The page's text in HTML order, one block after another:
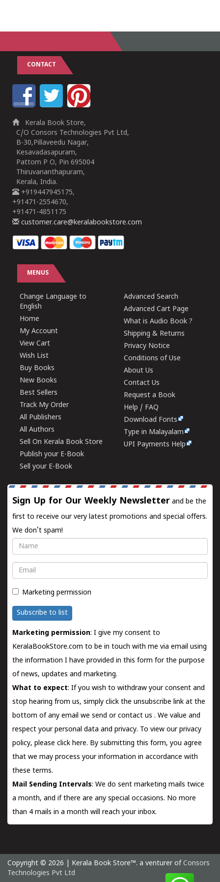
CONTACT
Kerala Book Store,
C/O Consors Technologies Pvt Ltd,
B-30,Pillaveedu Nagar,
Kesavadasapuram,
Pattom P O, Pin 695004
Thiruvananthapuram,
Kerala, India.
+919447945175,
+91471-2554670,
+91471-4851175
customer.care@keralabookstore.com
MENUS
Change Language to
English
Home
My Account
View Cart
Wish List
Buy Books
New Books
Best Sellers
Track My Order
All Publishers
All Authors
Sell On Kerala Book Store
Publish your E-Book
Sell your E-Book
Advanced Search
Advanced Cart Page
What is Audio Book ?
Shipping & Returns
Privacy Notice
Conditions of Use
About Us
Contact Us
Request a Book
Help / FAQ
Download Fonts
Type in Malayalam
UPI Payments Help
Sign Up for Our Weekly Newsletter and be the
first to receive our very latest promotions and special offers.
We don't spam!
Name
Email
Marketing permission
Subscribe to list
Marketing permission: I give my consent to
KeralaBookStore.com to be in touch with me via email using
the information I have provided in this form for the purpose
of news, updates and marketing.
What to expect: If you wish to withdraw your consent and
stop hearing from us, simply click the unsubscribe link at the
bottom of any email we send orcontact us . We value and
respect your personal data and privacy. To view our privacy
policy, please click here. By submitting this form, you agree
that we may process your information in accordance with
these terms.
Mail Sending Intervals: We do sent marketing mails twice
a month, and if there are any special occasions. No more
than 4 mails in a month will reach your inbox.
Copyright © 2026 | Kerala Book Store™. a venturer of Consors
Technologies Pvt Ltd